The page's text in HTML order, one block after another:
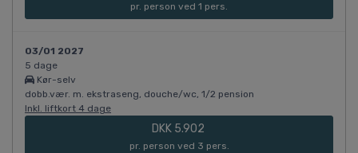
pr. person ved 1 pers.
03/01 2027
5 dage
Kør-selv
dobb.vær. m. ekstraseng, douche/wc, 1/2 pension
Inkl. liftkort 4 dage
DKK 5.902
pr. person ved 3 pers.